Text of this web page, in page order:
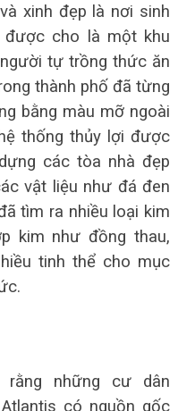
xinh đẹp là nơi sinh
được cho là một khu
tự trồng thức ăn
thành phố đã từng
bằng màu mỡ ngoài
thống thủy lợi được
các tòa nhà đẹp
vật liệu như đá đen
tìm ra nhiều loại kim
kim như đồng thau,
tinh thể cho mục
rằng những cư dân
có nguồn gốc